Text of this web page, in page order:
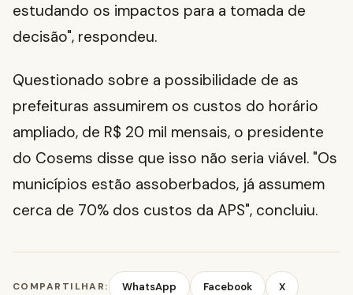
estudando os impactos para a tomada de
decisão", respondeu.
Questionado sobre a possibilidade de as
prefeituras assumirem os custos do horário
ampliado, de R$ 20 mil mensais, o presidente
do Cosems disse que isso não seria viável. "Os
municípios estão assoberbados, já assumem
cerca de 70% dos custos da APS", concluiu.
COMPARTILHAR: WhatsApp Facebook X